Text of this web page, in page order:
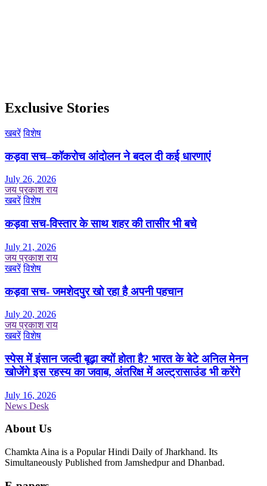
Exclusive Stories
खबरें विशेष
कड़वा सच–कॉकरोच आंदोलन ने बदल दी कई धारणाएं
July 26, 2026
जय प्रकाश राय
खबरें विशेष
कड़वा सच-विस्तार के साथ शहर की तासीर भी बचे
July 21, 2026
जय प्रकाश राय
खबरें विशेष
कड़वा सच- जमशेदपुर खो रहा है अपनी पहचान
July 20, 2026
जय प्रकाश राय
खबरें विशेष
स्पेस में इंसान जल्दी बूढ़ा क्यों होता है? भारत के बेटे अनिल मेनन
खोजेंगे इस रहस्य का जवाब, अंतरिक्ष में अल्ट्रासाउंड भी करेंगे
July 16, 2026
News Desk
About Us
Chamkta Aina is a Popular Hindi Daily of Jharkhand. Its
Simultaneously Published from Jamshedpur and Dhanbad.